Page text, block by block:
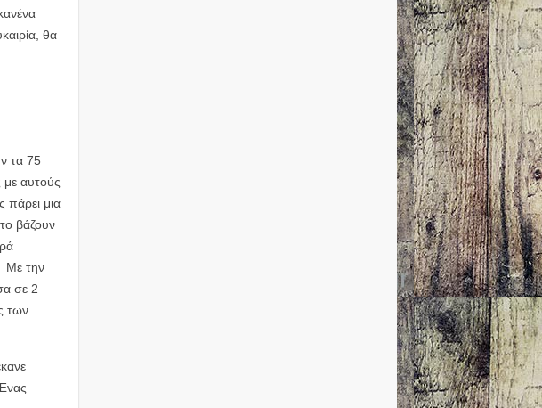
θα
τα 75
με αυτούς
πάρει μια
βάζουν
Με την
σε 2
των